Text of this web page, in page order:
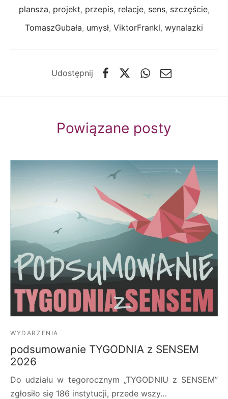
plansza, projekt, przepis, relacje, sens, szczęście,
TomaszGubała, umysł, ViktorFrankl, wynalazki
Udostępnij
Powiązane posty
WYDARZENIA
podsumowanie TYGODNIA z SENSEM
2026
Do udziału w tegorocznym „TYGODNIU z SENSEM”
zgłosiło się 186 instytucji, przede wszy…